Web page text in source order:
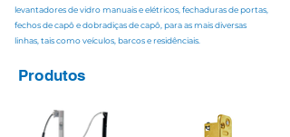
levantadores de vidro manuais e elétricos, fechaduras de portas,
fechos de capô e dobradiças de capô, para as mais diversas
linhas, tais como veículos, barcos e residênciais.
Produtos